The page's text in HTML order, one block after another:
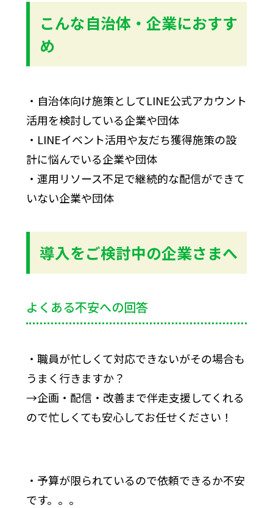
こんな自治体・企業におすす
め
・自治体向け施策としてLINE公式アカウント
活用を検討している企業や団体
・LINEイベント活用や友だち獲得施策の設
計に悩んでいる企業や団体
・運用リソース不足で継続的な配信ができて
いない企業や団体
導入をご検討中の企業さまへ
よくある不安への回答
・職員が忙しくて対応できないがその場合も
うまく行きますか？
→企画・配信・改善まで伴走支援してくれる
ので忙しくても安心してお任せください！
・予算が限られているので依頼できるか不安
です。。。